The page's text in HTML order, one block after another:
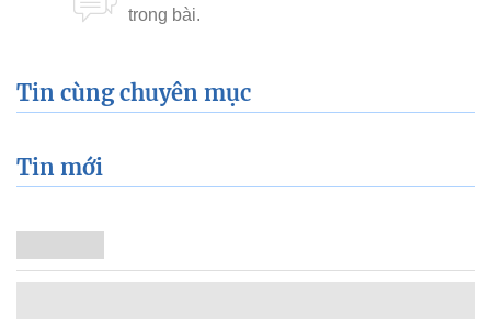
Tin cùng chuyên mục
Tin mới